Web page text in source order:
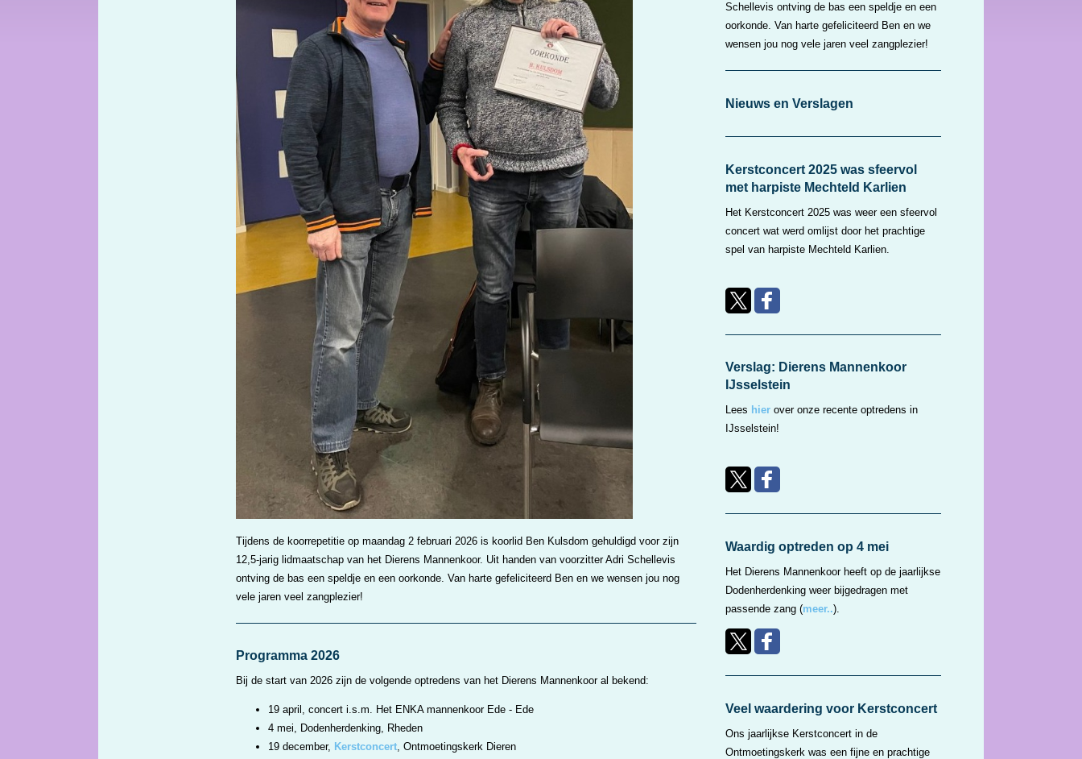
Tijdens de koorrepetitie op maandag 2 februari 2026 is koorlid Ben Kulsdom gehuldigd voor zijn
12,5-jarig lidmaatschap van het Dierens Mannenkoor. Uit handen van voorzitter Adri Schellevis
ontving de bas een speldje en een oorkonde. Van harte gefeliciteerd Ben en we wensen jou nog
vele jaren veel zangplezier!
Programma 2026
Bij de start van 2026 zijn de volgende optredens van het Dierens Mannenkoor al bekend:
19 april, concert i.s.m. Het ENKA mannenkoor Ede - Ede
4 mei, Dodenherdenking, Rheden
19 december, Kerstconcert, Ontmoetingskerk Dieren
Schellevis ontving de bas een speldje en een
oorkonde. Van harte gefeliciteerd Ben en we
wensen jou nog vele jaren veel zangplezier!
Nieuws en Verslagen
Kerstconcert 2025 was sfeervol
met harpiste Mechteld Karlien
Het Kerstconcert 2025 was weer een sfeervol
concert wat werd omlijst door het prachtige
spel van harpiste Mechteld Karlien.
Verslag: Dierens Mannenkoor
IJsselstein
Lees hierover onze recente optredens in
IJsselstein!
Waardig optreden op 4 mei
Het Dierens Mannenkoor heeft op de jaarlijkse
Dodenherdenking weer bijgedragen met
passende zang (meer..).
Veel waardering voor Kerstconcert
Ons jaarlijkse Kerstconcert in de
Ontmoetingskerk was een fijne en prachtige